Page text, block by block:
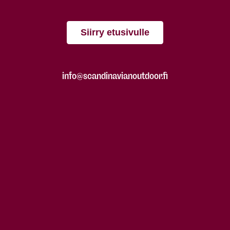
Siirry etusivulle
info@scandinavianoutdoor.fi